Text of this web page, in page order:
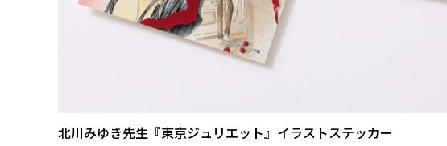
北川みゆき先生『東京ジュリエット』イラストステッカー